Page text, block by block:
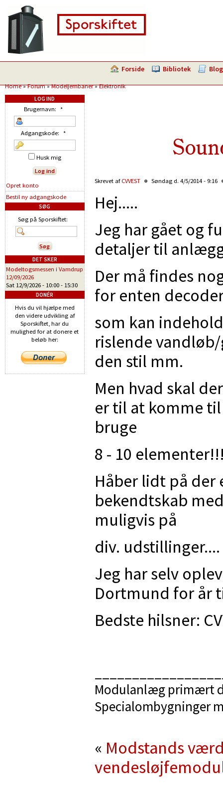
Forside Bibliotek Blog
Home»Forum»Modeljernbaner»Elektronik
Skrevet af CVVEST Søndag d. 4/5/2014 - 9:16
Hej.....
Jeg har gået og
detaljer til
Der må findes
for enten
som kan
rislende
den stil mm.
Men hvad skal
er til at komme
bruge
8 - 10
Håber lidt på der
bekendtskab
muligvis på
div. udstillinger....
Jeg har selv
Dortmund for år
Bedste hilsner:
Modulanlæg primært
Specialombygninger
« Modstands
LOG IND
Brugernavn: *
Adgangskode: *
Husk mig
Opret konto
Bestil ny adgangskode
SØG
Søg på Sporskiftet:
DET SKER
Modeltogsmessen i Vamdrup
12/09/2026
Sat 12/9/2026 - 10:00 - 15:30
DONÉR
Hvis du vil hjælpe med
den videre udvikling af
Sporskiftet, har du
mulighed for at donere et
beløb her: